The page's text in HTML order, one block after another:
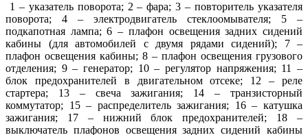
1 – указатель поворота; 2 – фара; 3 – повторитель указателя
поворота; 4 – электродвигатель стеклоомывателя; 5 –
подкапотная лампа; 6 – плафон освещения задних сидений
кабины (для автомобилей с двумя рядами сидений); 7 –
плафон освещения кабины; 8 – плафон освещения грузового
отделения; 9 – генератор; 10 – регулятор напряжения; 11 –
блок предохранителей в двигательном отсеке; 12 – реле
стартера; 13 – свеча зажигания; 14 – транзисторный
коммутатор; 15 – распределитель зажигания; 16 – катушка
зажигания; 17 – нижний блок предохранителей; 18 –
выключатель плафонов освещения задних сидений кабины